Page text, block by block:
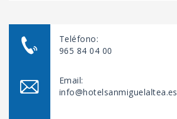
Teléfono:
965 84 04 00
Email:
info@hotelsanmiguelaltea.es